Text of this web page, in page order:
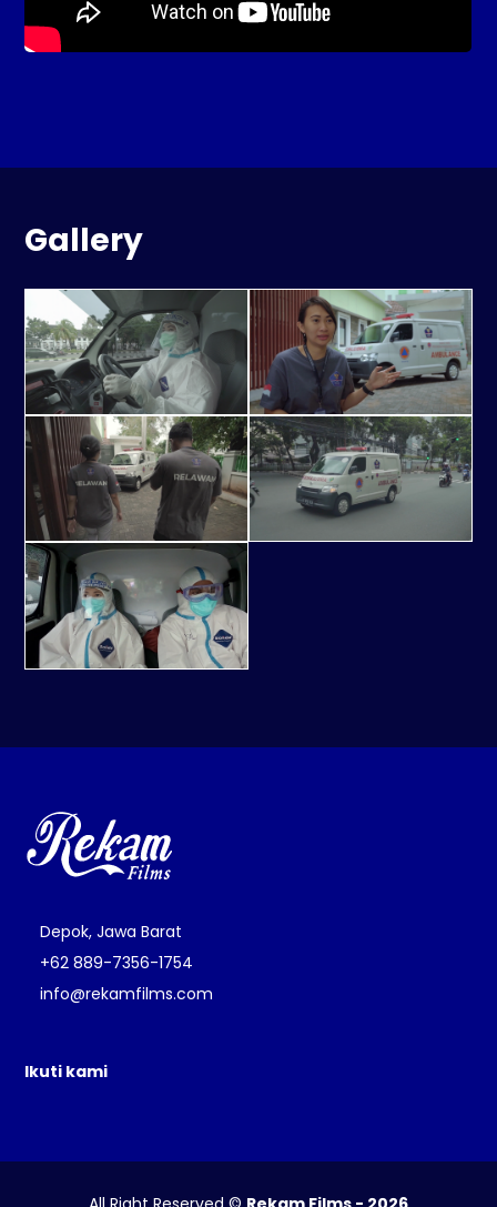
Gallery
Depok, Jawa Barat
+62 889-7356-1754
info@rekamfilms.com
Ikuti kami